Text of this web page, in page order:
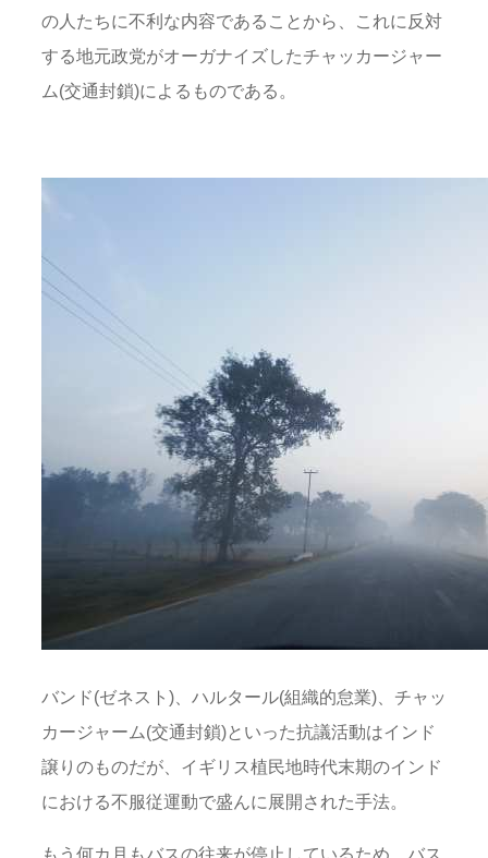
の人たちに不利な内容であることから、これに反対
する地元政党がオーガナイズしたチャッカージャー
ム(交通封鎖)によるものである。
バンド(ゼネスト)、ハルタール(組織的怠業)、チャッ
カージャーム(交通封鎖)といった抗議活動はインド
譲りのものだが、イギリス植民地時代末期のインド
における不服従運動で盛んに展開された手法。
もう何カ月もバスの往来が停止しているため、バス